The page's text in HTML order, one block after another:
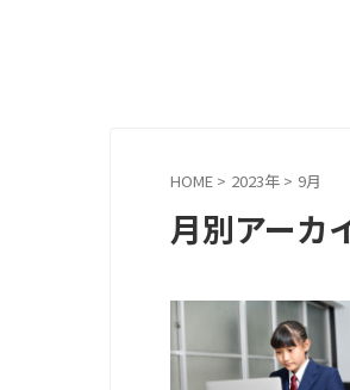
HOME > 2023年 > 9月
月別アーカ